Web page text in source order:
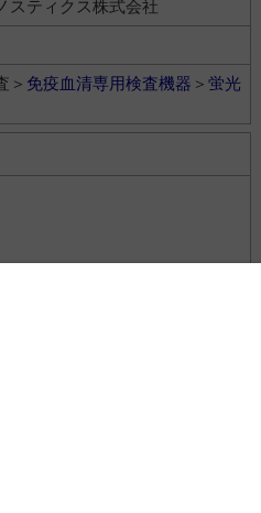
スティクス株式会社
＞ 免疫血清専用検査機器 ＞ 蛍光